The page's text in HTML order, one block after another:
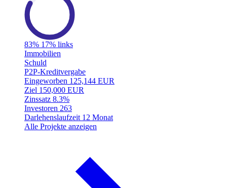
83% 17% links
Immobilien
Schuld
P2P-Kreditvergabe
Eingeworben 125,144 EUR
Ziel 150,000 EUR
Zinssatz 8.3%
Investoren 263
Darlehenslaufzeit 12 Monat
Alle Projekte anzeigen